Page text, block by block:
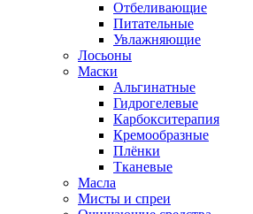
Отбеливающие
Питательные
Увлажняющие
Лосьоны
Маски
Альгинатные
Гидрогелевые
Карбокситерапия
Кремообразные
Плёнки
Тканевые
Масла
Мисты и спреи